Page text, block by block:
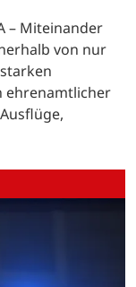
– Miteinander
von nur
ehrenamtlicher